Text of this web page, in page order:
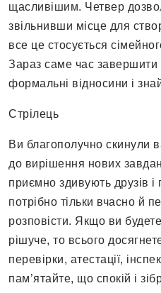
щасливішим. Четвер
звільнивши місце для
все це стосується
Зараз саме час завершити
формальні відносини і
Стрілець
Ви благополучно скинули
до вирішення нових
приємно здивують друзів і
потрібно тільки вчасно й
розповісти. Якщо ви
рішуче, то всього
перевірки, атестації,
пам’ятайте, що спокій і